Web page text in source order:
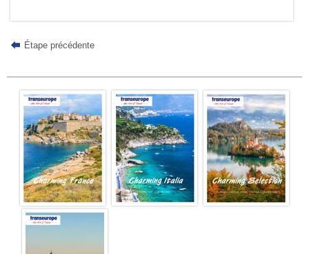
Étape précédente